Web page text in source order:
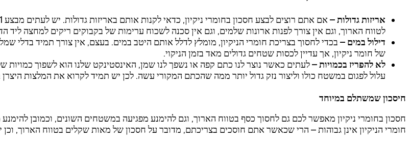
אריזות גדולות –
לטווח הארוך, וגם אין צורך לפנות ארונות שלמים, וגם אין סכנה לשכוח ערימות של בקבוקים ריקים למחצה
דילול במים – בכדי לחסוך בצריכת חומרי הניקיון, מומלץ לדלל אותם היטב במים. בעצם, אין צורך תמיד בדלי
של חומר ניקיון, אך עדיין לכסות שטחים גדולים מאד בזמן הניקוי.
לא להפריז בכמויות –לעתים כאשר נוצר לנו כתם קפה או נשפך לנו שמן, האינסטינקט שלנו הוא לשפוך כמויות
עלול לפגום במשטח כולו וליצור נזק גדול יותר ממה שהכתם המקורי עשה. לכן יש תמיד לקרוא את המלצות
חיסכון שמשתלם במיוחד
חסכון בחומרי ניקיון מאפשר לכם גם לחסוך כסף בטווח הארוך, וגם להימנע מפגיעה במשטחים השונים, וכמובן
חומרי הניקיון אינן גבוהות – הרי שכאשר אתם חוסכים בצריכתם, מדובר על חסכון של מאות שקלים בטווח הארוך, וכן